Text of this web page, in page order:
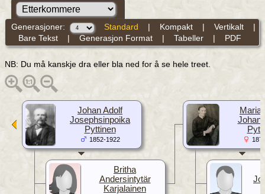
Generasjoner: Standard | Kompakt| Vertikalt|
Bare Tekst| Generasjon Format| Tabeller| PDF
NB: Du må kanskje dra eller bla ned for å se hele treet.
Maria
Johan Adolf
Josephsinpoika
Pyttinen
1852-1922
Britha
Andersintytär
Karjalainen